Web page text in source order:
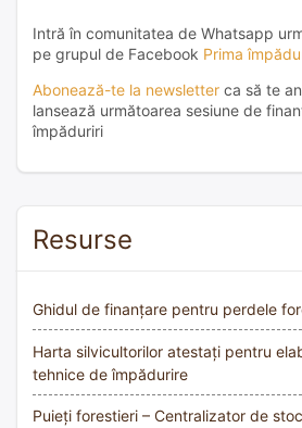
Intră în comunitatea de Whatsapp
pe grupul de Facebook Prima
Abonează-te la newsletter ca să te
lansează următoarea sesiune de
împăduriri
Resurse
Ghidul de finanțare pentru perdele
Harta silvicultorilor atestați pentru
tehnice de împădurire
Puieți forestieri – Centralizator de